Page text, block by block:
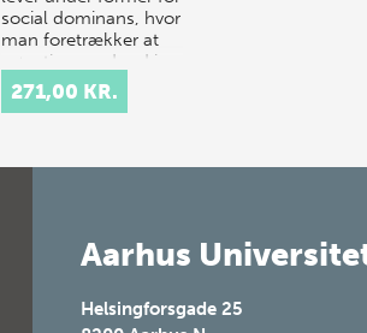
social dominans, hvor
man foretrækker at
gøre ting med ord i
sted…
271,00 KR.
Aarhus
Helsingforsgade 25